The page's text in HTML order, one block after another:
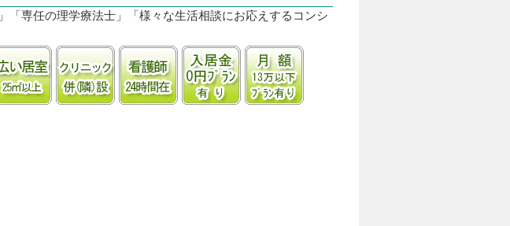
「専任の理学療法士」「様々な生活相談にお応えするコンシ
室にキッチンあり
居室25㎡以上クリニック併(隣)接看護師24時間常駐入居金0円プランあり